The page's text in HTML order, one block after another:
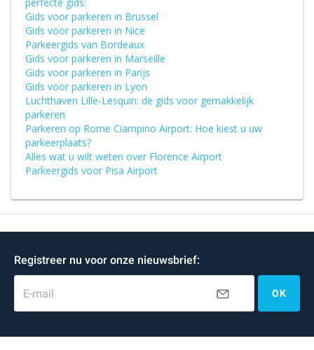
Gids voor parkeren in Brussel
Gids voor parkeren in Nice
Parkeergids van Bordeaux
Gids voor parkeren in Marseille
Gids voor parkeren in Parijs
Gids voor parkeren in Lyon
Luchthaven Lille-Lesquin: de gids voor gemakkelijk
parkeren
Parkeren op Rome Ciampino Airport: Hoe kiest u uw
parkeerplaats?
Alles wat u wilt weten over Florence Airport
Parkeergids voor Pisa Airport
Registreer nu voor onze nieuwsbrief:
E-mail OK